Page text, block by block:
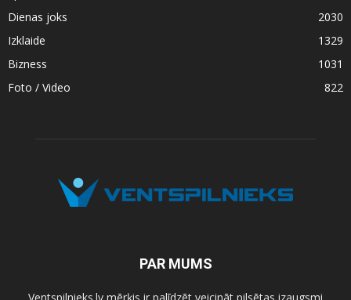
Dienas joks
2030
Izklaide
1329
Bizness
1031
Foto / Video
822
PAR MUMS